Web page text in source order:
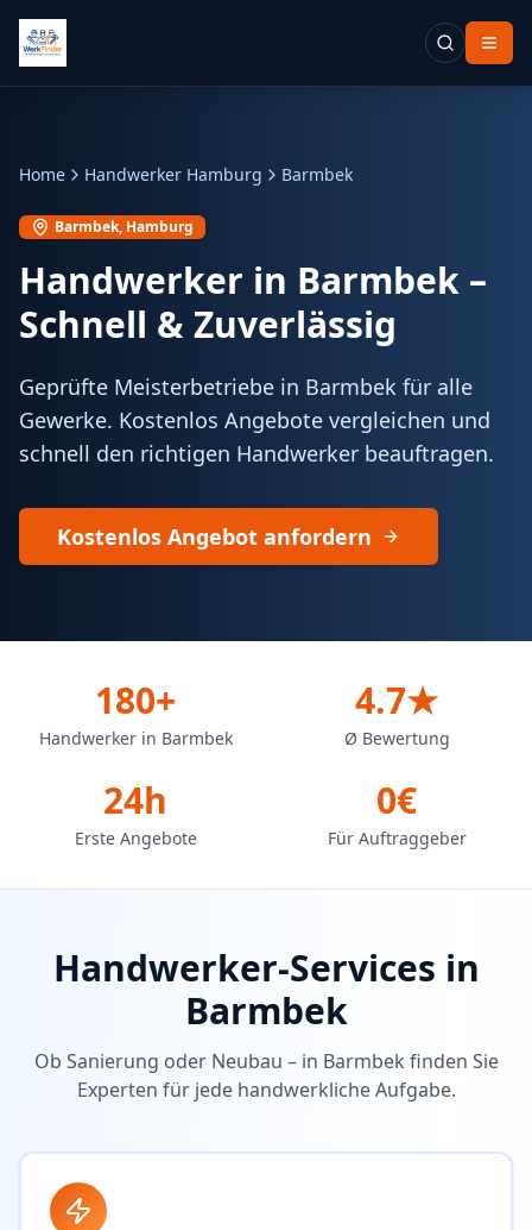
Home Handwerker Hamburg Barmbek
Barmbek, Hamburg
Handwerker in Barmbek –
Schnell & Zuverlässig
Geprüfte Meisterbetriebe in Barmbek für alle
Gewerke. Kostenlos Angebote vergleichen und
schnell den richtigen Handwerker beauftragen.
Kostenlos Angebot anfordern
180+
Handwerker in Barmbek
4.7★
Ø Bewertung
24h
Erste Angebote
0€
Für Auftraggeber
Handwerker-Services in
Barmbek
Ob Sanierung oder Neubau – in Barmbek finden Sie
Experten für jede handwerkliche Aufgabe.